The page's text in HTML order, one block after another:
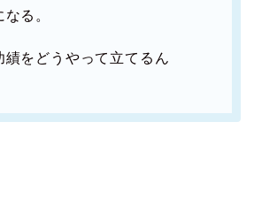
る。
績をどうやって立てるん